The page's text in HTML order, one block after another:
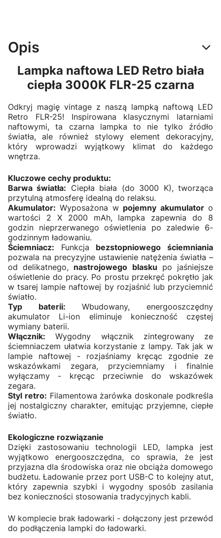
Opis
Lampka naftowa LED Retro biała
ciepła 3000K FLR-25 czarna
Odkryj magię vintage z naszą lampką naftową LED
Retro FLR-25! Inspirowana klasycznymi latarniami
naftowymi, ta czarna lampka to nie tylko źródło
światła, ale również stylowy element dekoracyjny,
który wprowadzi wyjątkowy klimat do każdego
wnętrza.
Kluczowe cechy produktu:
Barwa światła: Ciepła biała (do 3000 K), tworząca
przytulną atmosferę idealną do relaksu.
Akumulator: Wyposażona w pojemny akumulatoro
wartości 2 X 2000 mAh, lampka zapewnia do 8
godzin nieprzerwanego oświetlenia po zaledwie 6-
godzinnym ładowaniu.
Ściemniacz: Funkcja bezstopniowego ściemniania
pozwala na precyzyjne ustawienie natężenia światła –
od delikatnego, nastrojowego blasku po jaśniejsze
oświetlenie do pracy. Po prostu przekręć pokrętło jak
w tsarej lampie naftowej by rozjaśnić lub przyciemnić
światło.
Typ baterii: Wbudowany, energooszczędny
akumulator Li-ion eliminuje konieczność częstej
wymiany baterii.
Włącznik: Wygodny włącznik zintegrowany ze
ściemniaczem ułatwia korzystanie z lampy. Tak jak w
lampie naftowej - rozjaśniamy kręcąc zgodnie ze
wskazówkami zegara, przyciemniamy i finalnie
wyłączamy - kręcąc przeciwnie do wskazówek
zegara.
Styl retro: Filamentowa żarówka doskonale podkreśla
jej nostalgiczny charakter, emitując przyjemne, ciepłe
światło.
Ekologiczne rozwiązanie
Dzięki zastosowaniu technologii LED, lampka jest
wyjątkowo energooszczędna, co sprawia, że jest
przyjazna dla środowiska oraz nie obciąża domowego
budżetu. Ładowanie przez port USB-C to kolejny atut,
który zapewnia szybki i wygodny sposób zasilania
bez konieczności stosowania tradycyjnych kabli.
W komplecie brak ładowarki - dołączony jest przewód
do podłączenia lampki do ładowarki.